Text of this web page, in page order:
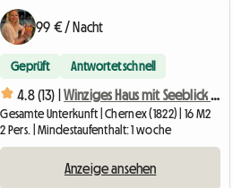
99 € / Nacht
Geprüft Antwortet schnell
4.8 (13) | Winziges Haus mit Seeblick zu vermieten
Gesamte Unterkunft | Chernex (1822) | 16 M2
2 Pers. | Mindestaufenthalt: 1 woche
Anzeige ansehen